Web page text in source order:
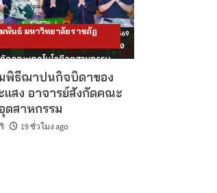
พันธ์ มหาวิทยาลัยราชภัฏ
พิธีฌาปนกิจบิดาของ
แสง อาจารย์สังกัดคณะ
ตสาหกรรม
19 ชั่วโมง ago